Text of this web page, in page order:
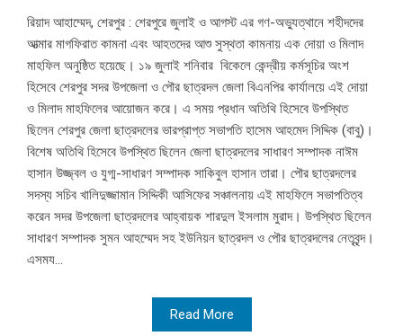
রিয়াদ আহাম্মেদ, শেরপুর : শেরপুরে জুলাই ও আগস্ট এর গণ-অভ্যুত্থানে শহীদদের
আত্মার মাগফিরাত কামনা এবং আহতদের আশু সুস্থতা কামনায় এক দোয়া ও মিলাদ
মাহফিল অনুষ্ঠিত হয়েছে। ১৯ জুলাই শনিবার বিকেলে কেন্দ্রীয় কর্মসূচির অংশ
হিসেবে শেরপুর সদর উপজেলা ও পৌর ছাত্রদল জেলা বিএনপির কার্যালয়ে এই দোয়া
ও মিলাদ মাহফিলের আয়োজন করে। এ সময় প্রধান অতিথি হিসেবে উপস্থিত
ছিলেন শেরপুর জেলা ছাত্রদলের ভারপ্রাপ্ত সভাপতি হাসেম আহমেদ সিদ্দিক (বাবু)।
বিশেষ অতিথি হিসেবে উপস্থিত ছিলেন জেলা ছাত্রদলের সাধারণ সম্পাদক নাঈম
হাসান উজ্জ্বল ও যুগ্ম-সাধারণ সম্পাদক সাকিবুল হাসান তারা। পৌর ছাত্রদলের
সদস্য সচিব খালিদুজ্জামান সিদ্দিকী আসিফের সঞ্চালনায় এই মাহফিলে সভাপতিত্ব
করেন সদর উপজেলা ছাত্রদলের আহ্বায়ক শারদুল ইসলাম মুরাদ। উপস্থিত ছিলেন
সাধারণ সম্পাদক সুমন আহম্মেদ সহ ইউনিয়ন ছাত্রদল ও পৌর ছাত্রদলের নেতৃবৃন্দ।
এসময...
Read More